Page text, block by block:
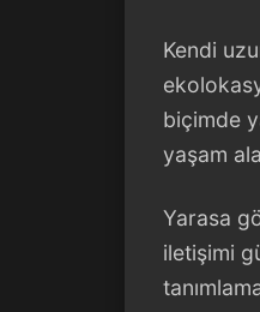
Kendi
biçimde
yaşam
Yarasa
iletişimi